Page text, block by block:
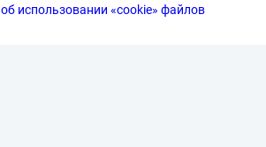
законодательства
использовании «cookie» файлов